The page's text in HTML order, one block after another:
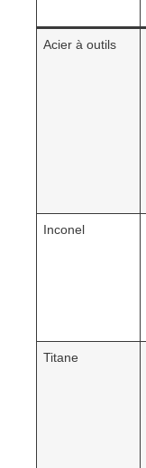
Acier à outils
Inconel
Titane